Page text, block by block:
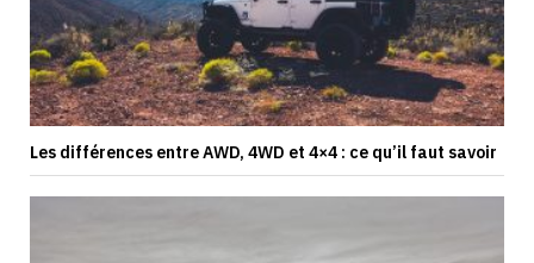
Les différences entre AWD, 4WD et 4×4 : ce qu’il faut savoir